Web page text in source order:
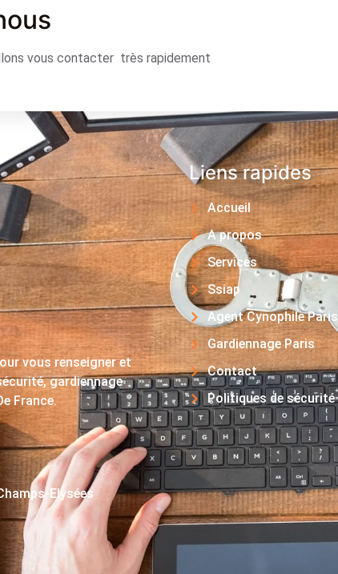
vous contacter très rapidement
vous renseigner et
gardiennage
France.
Elysées
Liens rapides
Accueil
A propos
Services
Ssiap
Agent Cynophile Paris
Gardiennage Paris
Contact
Politiques de sécurité